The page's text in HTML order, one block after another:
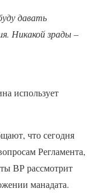
давать
Никакой зрады –
использует
что сегодня
Регламента,
ВР рассмотрит
манадата.